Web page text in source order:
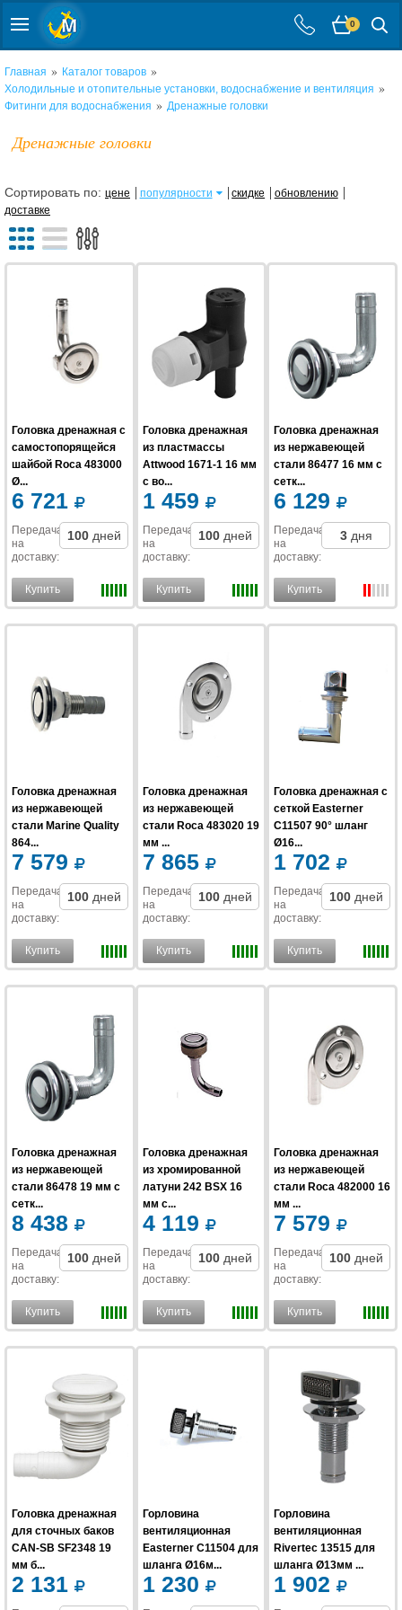
0
Главная » Каталог товаров »
Холодильные и отопительные установки, водоснабжение и вентиляция »
Фитинги для водоснабжения » Дренажные головки
Дренажные головки
Сортировать по: цене популярности скидке
обновлению
доставке
Головка дренажная с
самостопорящейся
шайбой Roca 483000
Ø...
6 721
Передача
на
доставку:
100 дней
Купить
Головка дренажная
из пластмассы
Attwood 1671-1 16 мм
с во...
1 459
Передача
на
доставку:
100 дней
Купить
Головка дренажная
из нержавеющей
стали 86477 16 мм с
сетк...
6 129
Передача
на
доставку:
3 дня
Купить
Головка дренажная
из нержавеющей
стали Marine Quality
864...
7 579
Передача
на
доставку:
100 дней
Купить
Головка дренажная
из нержавеющей
стали Roca 483020 19
мм ...
7 865
Передача
на
доставку:
100 дней
Купить
Головка дренажная с
сеткой Easterner
C11507 90° шланг
Ø16...
1 702
Передача
на
доставку:
100 дней
Купить
Головка дренажная
из нержавеющей
стали 86478 19 мм с
сетк...
8 438
Передача
на
доставку:
100 дней
Купить
Головка дренажная
из хромированной
латуни 242 BSX 16
мм с...
4 119
Передача
на
доставку:
100 дней
Купить
Головка дренажная
из нержавеющей
стали Roca 482000 16
мм ...
7 579
Передача
на
доставку:
100 дней
Купить
Головка дренажная
для сточных баков
CAN-SB SF2348 19
мм б...
2 131
Горловина
вентиляционная
Easterner C11504 для
шланга Ø16м...
1 230
Горловина
вентиляционная
Rivertec 13515 для
шланга Ø13мм ...
1 902